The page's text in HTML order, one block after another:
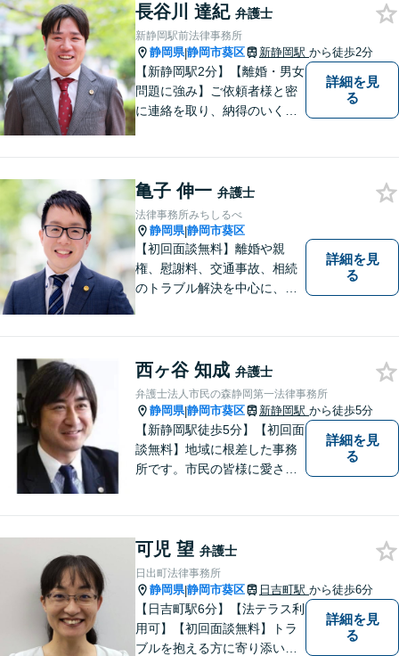
標、著作権、不正競争防止法
の専門知識・経験豊富」「リ
ーガルフォースの高精度契約
書チェック」
長谷川 達紀 弁護士
新静岡駅前法律事務所
静岡県|静岡市葵区 新静岡駅 から徒歩2分
【新静岡駅2分】【離婚・男女
問題に強み】ご依頼者様と密
に連絡を取り、納得のいく解
的に行っております。お困り
でしたら、お気軽にご相談く
ださい！
詳細を見
る
亀子 伸一 弁護士
法律事務所みちしるべ
静岡県|静岡市葵区
【初回面談無料】離婚や親
権、慰謝料、交通事故、相続
のトラブル解決を中心に、一
談も、お任せください。【静
岡市の弁護士】
詳細を見
る
西ヶ谷 知成 弁護士
弁護士法人市民の森静岡第一法律事務所
静岡県|静岡市葵区 新静岡駅 から徒歩5分
【新静岡駅徒歩5分】【初回面
談無料】地域に根差した事務
所です。市民の皆様に愛され
軽にご連絡ください。
詳細を見
る
可児 望 弁護士
日出町法律事務所
静岡県|静岡市葵区 日吉町駅 から徒歩6分
【日吉町駅6分】【法テラス利
用可】【初回面談無料】トラ
ブルを抱える方に寄り添い、
詳細を見
る